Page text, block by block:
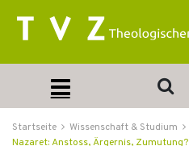
Startseite Wissenschaft & Studium
Nazaret: Anstoss, Ärgernis, Zumutung?